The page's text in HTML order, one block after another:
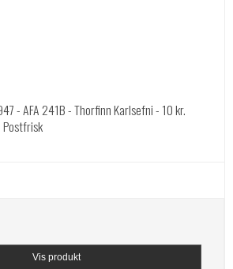
- AFA 241B - Thorfinn Karlsefni - 10 kr.
Vis produkt